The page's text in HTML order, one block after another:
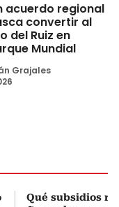
acuerdo regional
convertir al
del Ruiz en
Mundial
Grajales
Qué subsidios